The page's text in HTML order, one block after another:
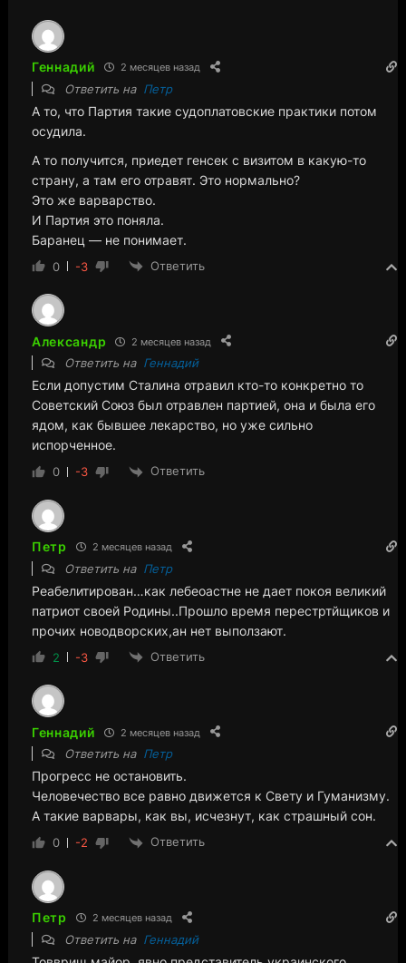
Геннадий 2 месяцев назад
Ответить на Петр
А то, что Партия такие судоплатовские практики потом
осудила.
А то получится, приедет генсек с визитом в какую-то
страну, а там его отравят. Это нормально?
Это же варварство.
И Партия это поняла.
Баранец — не понимает.
0 -3 Ответить
Александр 2 месяцев назад
Ответить на Геннадий
Если допустим Сталина отравил кто-то конкретно то
Советский Союз был отравлен партией, она и была его
ядом, как бывшее лекарство, но уже сильно
испорченное.
0 -3 Ответить
Петр 2 месяцев назад
Ответить на Петр
Реабелитирован…как лебеоастне не дает покоя великий
патриот своей Родины..Прошло время перестртйщиков и
прочих новодворских,ан нет выползают.
2 -3 Ответить
Геннадий 2 месяцев назад
Ответить на Петр
Прогресс не остановить.
Человечество все равно движется к Свету и Гуманизму.
А такие варвары, как вы, исчезнут, как страшный сон.
0 -2 Ответить
Петр 2 месяцев назад
Ответить на Геннадий